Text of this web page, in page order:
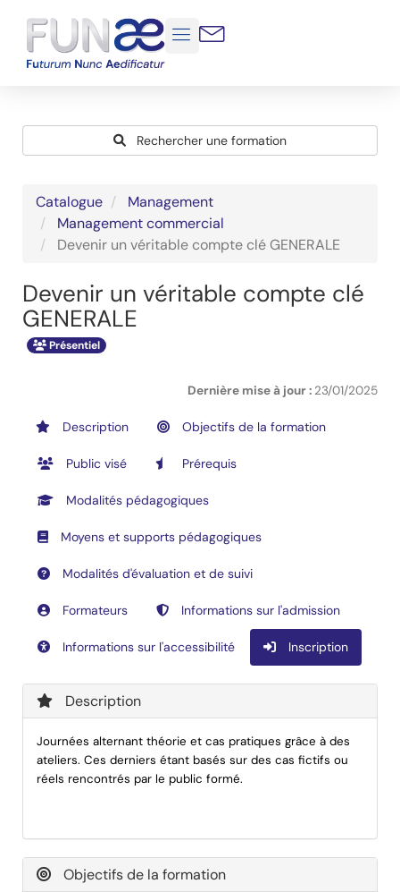
formationsRechercher une formation
Catalogue
Management
Management commercial
Devenir un véritable compte clé GENERALE
Devenir un véritable compte clé
GENERALE
Présentiel
Dernière mise à jour : 23/01/2025
Description Objectifs de la formation
Public visé Prérequis
Modalités pédagogiques
Moyens et supports pédagogiques
Modalités d'évaluation et de suivi
Formateurs Informations sur l'admission
Informations sur l'accessibilité Inscription
Description
Journées alternant théorie et cas pratiques grâce à des
ateliers. Ces derniers étant basés sur des cas fictifs ou
réels rencontrés par le public formé.
Objectifs de la formation